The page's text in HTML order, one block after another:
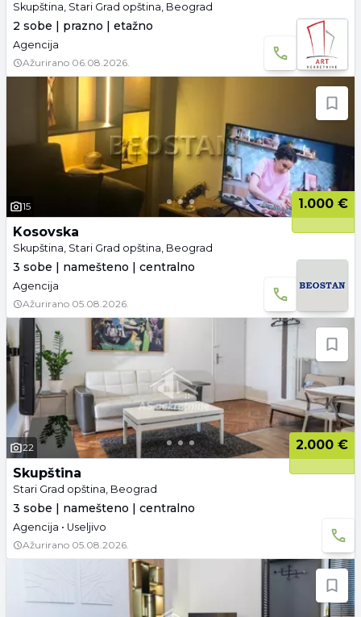
Skupština, Stari Grad opština, Beograd
2 sobe | prazno | etažno
Agencija
Ažurirano 06.08.2026.
15
1.000 €
Kosovska
Skupština, Stari Grad opština, Beograd
3 sobe | namešteno | centralno
Agencija
Ažurirano 05.08.2026.
22
2.000 €
Skupština
Stari Grad opština, Beograd
3 sobe | namešteno | centralno
Agencija • Useljivo
Ažurirano 05.08.2026.